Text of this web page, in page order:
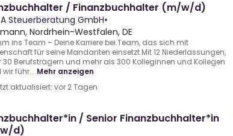
/ Finanzbuchhalter (m/w/d)
Steuerberatung GmbH•
Nordrhein-Westfalen, DE
ins Team – Deine Karriere bei.Team, das sich mit
für seine Mandanten einsetzt.Mit 12 Niederlassungen,
30 Berufsträgern und mehr als 300 Kolleginnen und Kollegen
wir führ... Mehr anzeigen
aktualisiert: vor 2 Tagen
/ Senior Finanzbuchhalter*in
d)